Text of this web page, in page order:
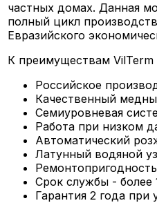
частных домах. Данная
полный цикл
Евразийского
К преимуществам VilTerm
Российское
Качественный
Семиуровневая
Работа при низком
Автоматический
Латунный водяной
Срок службы - более
Гарантия 2 года при